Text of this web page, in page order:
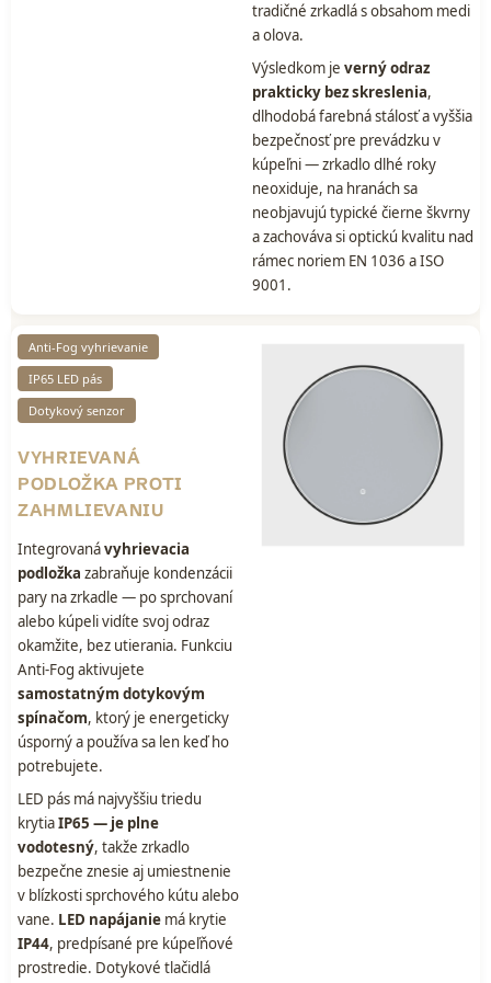
tradičné zrkadlá s obsahom medi
a olova.
Výsledkom je verný odraz
prakticky bez skreslenia,
dlhodobá farebná stálosť a vyššia
bezpečnosť pre prevádzku v
kúpeľni — zrkadlo dlhé roky
neoxiduje, na hranách sa
neobjavujú typické čierne škvrny
a zachováva si optickú kvalitu nad
rámec noriem EN 1036 a ISO
9001.
Anti-Fog vyhrievanie
IP65 LED pás
Dotykový senzor
VYHRIEVANÁ
PODLOŽKA PROTI
ZAHMLIEVANIU
Integrovanávyhrievacia
podložka zabraňuje kondenzácii
pary na zrkadle — po sprchovaní
alebo kúpeli vidíte svoj odraz
okamžite, bez utierania. Funkciu
Anti-Fog aktivujete
samostatným dotykovým
spínačom, ktorý je energeticky
úsporný a používa sa len keď ho
potrebujete.
LED pás má najvyššiu triedu
krytiaIP65 — je plne
vodotesný, takže zrkadlo
bezpečne znesie aj umiestnenie
v blízkosti sprchového kútu alebo
vane. LED napájanie má krytie
IP44, predpísané pre kúpeľňové
prostredie. Dotykové tlačidlá